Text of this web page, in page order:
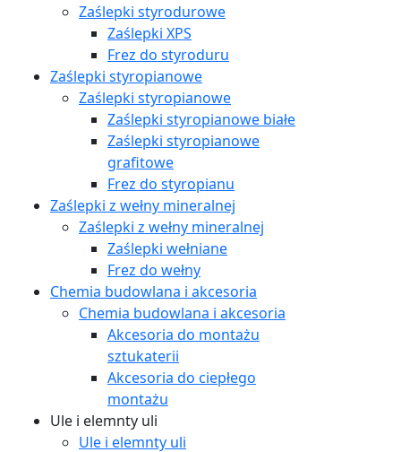
Zaślepki styrodurowe
Zaślepki XPS
Frez do styroduru
Zaślepki styropianowe
Zaślepki styropianowe
Zaślepki styropianowe białe
Zaślepki styropianowe
grafitowe
Frez do styropianu
Zaślepki z wełny mineralnej
Zaślepki z wełny mineralnej
Zaślepki wełniane
Frez do wełny
Chemia budowlana i akcesoria
Chemia budowlana i akcesoria
Akcesoria do montażu
sztukaterii
Akcesoria do ciepłego
montażu
Ule i elemnty uli
Ule i elemnty uli